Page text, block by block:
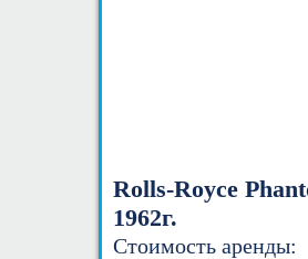
Rolls-Royce
1962г.
Стоимость аренды: